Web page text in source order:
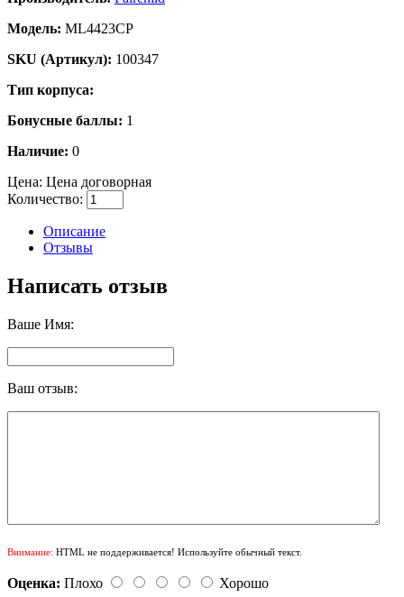
Модель: ML4423CP
SKU (Артикул): 100347
Тип корпуса:
Бонусные баллы: 1
Наличие: 0
Цена: Цена договорная
Количество:
Описание
Отзывы
Написать отзыв
Ваше Имя:
Ваш отзыв:
Внимание: HTML не поддерживается! Используйте обычный текст.
Оценка: Плохо
Хорошо